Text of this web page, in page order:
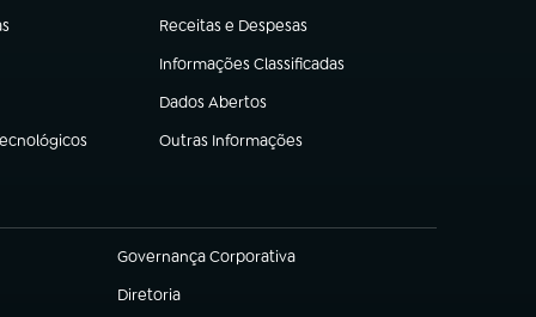
Receitas e Despesas
(abre em nova aba)
Informações Classificadas
(abre em nova aba)
Dados Abertos
(abre em nova aba)
Outras Informações
(abre em nova aba)
Governança Corporativa
(abre em nova aba)
Diretoria
(abre em nova aba)